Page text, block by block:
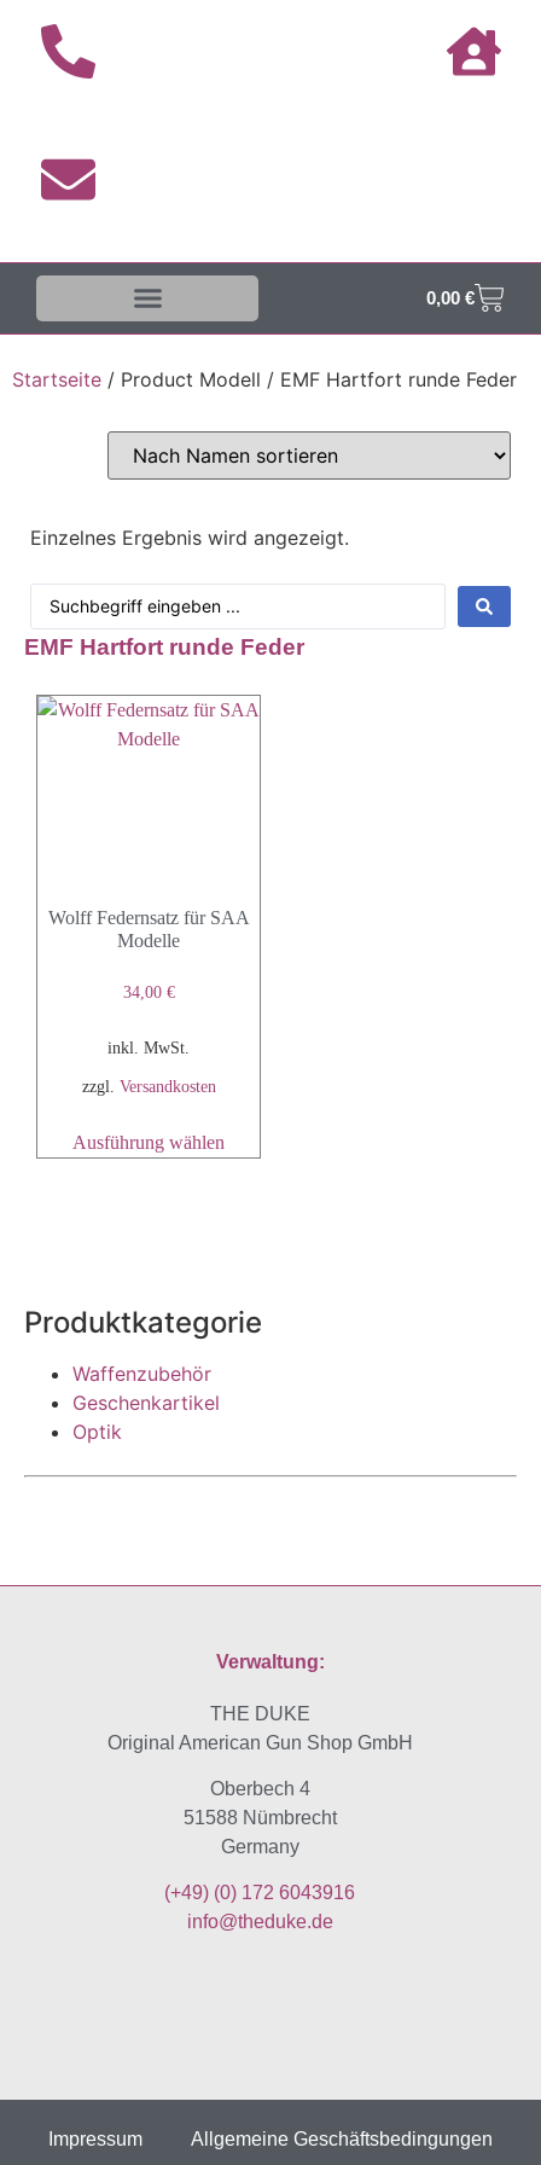
0,00 €
Startseite / Product Modell / EMF Hartfort runde Feder
Einzelnes Ergebnis wird angezeigt.
EMF Hartfort runde Feder
Wolff Federnsatz für SAA
Modelle
34,00 €
inkl. MwSt.
zzgl. Versandkosten
Ausführung wählen
Produktkategorie
Waffenzubehör
Geschenkartikel
Optik
Verwaltung:
THE DUKE
Original American Gun Shop GmbH
Oberbech 4
51588 Nümbrecht
Germany
(+49) (0) 172 6043916
info@theduke.de
Impressum Allgemeine Geschäftsbedingungen